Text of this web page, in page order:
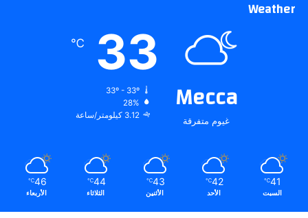
Weather
Mecca
غيوم متفرقة
33
℃
33º - 33º
28%
3.12 كيلومتر/ساعة
41
℃
السبت
42
℃
الأحد
43
℃
الأثنين
44
℃
الثلاثاء
46
℃
الأربعاء